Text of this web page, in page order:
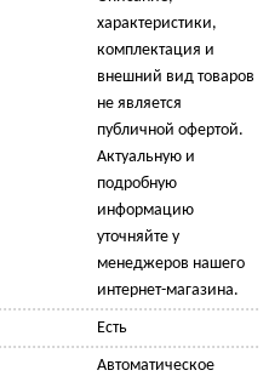
характеристики,
комплектация и
внешний вид товаров
не является
публичной офертой.
Актуальную и
подробную
информацию
уточняйте у
менеджеров нашего
интернет-магазина.
Есть
Автоматическое